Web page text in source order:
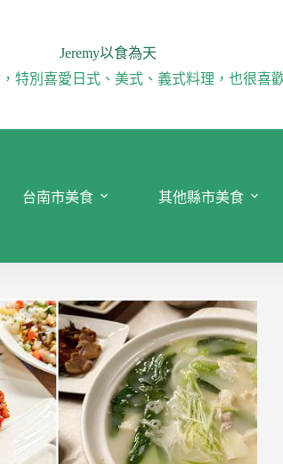
Jeremy以食為天
特別喜愛日式、美式、義式料理，也很喜
台南市美食 其他縣市美食